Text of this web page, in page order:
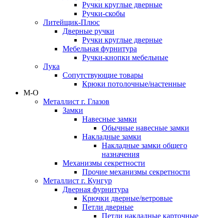
Ручки круглые дверные
Ручки-скобы
Литейщик-Плюс
Дверные ручки
Ручки круглые дверные
Мебельная фурнитура
Ручки-кнопки мебельные
Лука
Сопутствующие товары
Крюки потолочные/настенные
М-О
Металлист г. Глазов
Замки
Навесные замки
Обычные навесные замки
Накладные замки
Накладные замки общего
назначения
Механизмы секретности
Прочие механизмы секретности
Металлист г. Кунгур
Дверная фурнитура
Крючки дверные/ветровые
Петли дверные
Петли накладные карточные